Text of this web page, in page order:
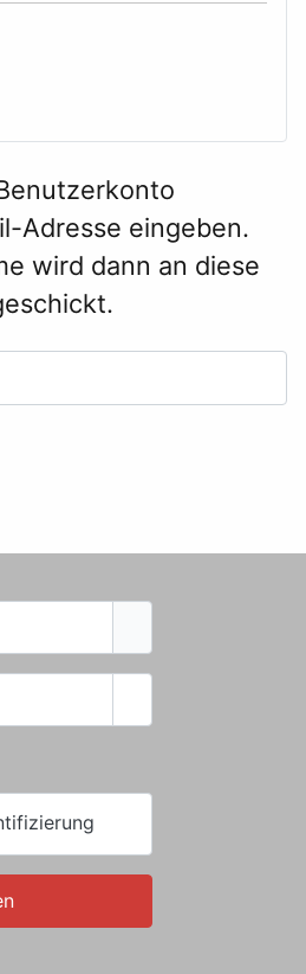
Adresse eingeben.
wird dann an diese